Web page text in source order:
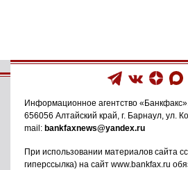
Информационное агентство «Банкфакс»
656056 Алтайский край, г. Барнаул ул.
mail: bankfaxnews@yandex.ru
При использовании материалов сайта
гиперссылка) на сайт www.bankfax.ru